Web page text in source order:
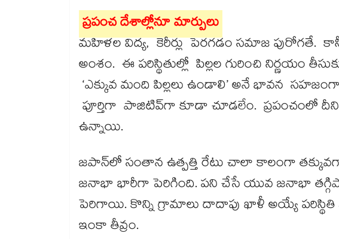
ప్రపంచ దేశాల్లోనూ మార్పులు
మహిళల విద్య, కెరీర్లు పెరగడం సమాజ పురోగతే.
అంశం. ఈ పరిస్థితుల్లో పిల్లల గురించి నిర్ణయం
‘ఎక్కువ మంది పిల్లలు ఉండాలి’ అనే భావన
పూర్తిగా పాజిటివ్​గా కూడా చూడలేం. ప్రపంచంలో
ఉన్నాయి.
జపాన్‌‌లో సంతాన ఉత్పత్తి రేటు చాలా కాలంగా
జనాభా భారీగా పెరిగింది. పని చేసే యువ జనాభా
పెరిగాయి. కొన్ని గ్రామాలు దాదాపు ఖాళీ అయ్యే పరిస్థితి
ఇంకా తీవ్రం.